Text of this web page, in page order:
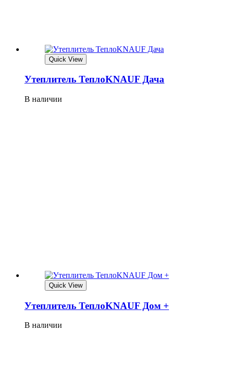
Quick View
Утеплитель ТеплоKNAUF Дача
В наличии
Quick View
Утеплитель ТеплоKNAUF Дом +
В наличии